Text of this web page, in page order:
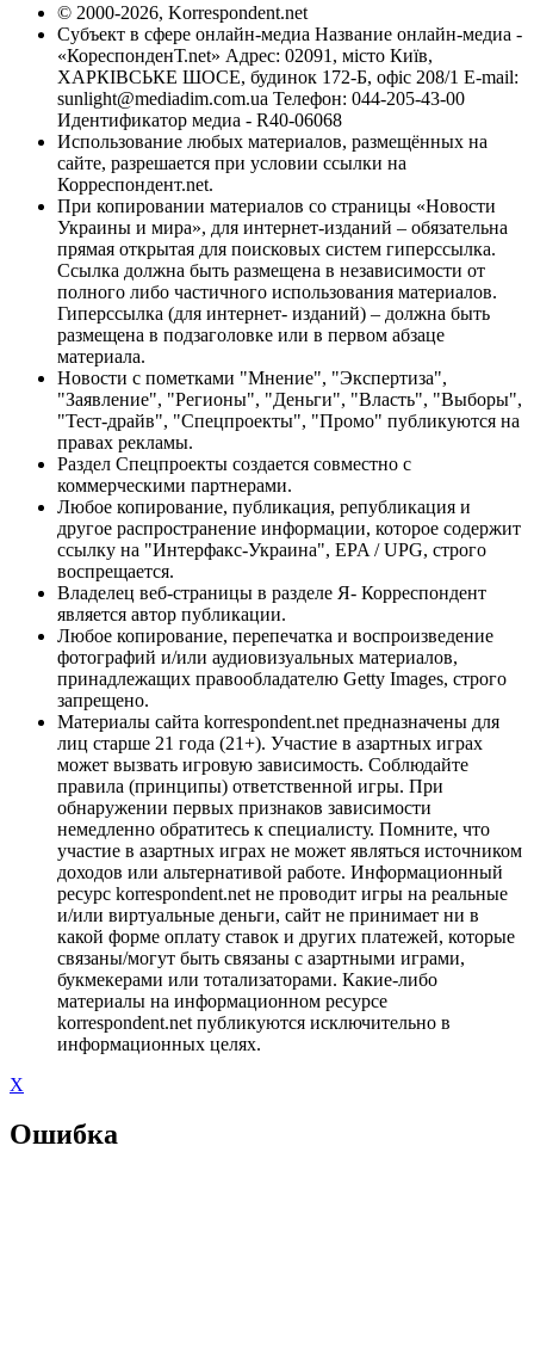
© 2000-2026, Korrespondent.net
Субъект в сфере онлайн-медиа Название онлайн-медиа -
«КореспонденТ.net» Адрес: 02091, місто Київ,
ХАРКІВСЬКЕ ШОСЕ, будинок 172-Б, офіс 208/1 E-mail:
sunlight@mediadim.com.ua Телефон: 044-205-43-00
Идентификатор медиа - R40-06068
Использование любых материалов, размещённых на
сайте, разрешается при условии ссылки на
Корреспондент.net.
При копировании материалов со страницы «Новости
Украины и мира», для интернет-изданий – обязательна
прямая открытая для поисковых систем гиперссылка.
Ссылка должна быть размещена в независимости от
полного либо частичного использования материалов.
Гиперссылка (для интернет- изданий) – должна быть
размещена в подзаголовке или в первом абзаце
материала.
Новости с пометками "Мнение", "Экспертиза",
"Заявление", "Регионы", "Деньги", "Власть", "Выборы",
"Тест-драйв", "Спецпроекты", "Промо" публикуются на
правах рекламы.
Раздел Спецпроекты создается совместно с
коммерческими партнерами.
Любое копирование, публикация, републикация и
другое распространение информации, которое содержит
ссылку на "Интерфакс-Украина", EPA / UPG, строго
воспрещается.
Владелец веб-страницы в разделе Я- Корреспондент
является автор публикации.
Любое копирование, перепечатка и воспроизведение
фотографий и/или аудиовизуальных материалов,
принадлежащих правообладателю Getty Images, строго
запрещено.
Материалы сайта korrespondent.net предназначены для
лиц старше 21 года (21+). Участие в азартных играх
может вызвать игровую зависимость. Соблюдайте
правила (принципы) ответственной игры. При
обнаружении первых признаков зависимости
немедленно обратитесь к специалисту. Помните, что
участие в азартных играх не может являться источником
доходов или альтернативой работе. Информационный
ресурс korrespondent.net не проводит игры на реальные
и/или виртуальные деньги, сайт не принимает ни в
какой форме оплату ставок и других платежей, которые
связаны/могут быть связаны с азартными играми,
букмекерами или тотализаторами. Какие-либо
материалы на информационном ресурсе
korrespondent.net публикуются исключительно в
информационных целях.
X
Ошибка